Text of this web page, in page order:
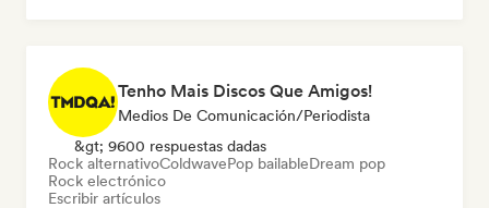
Tenho Mais Discos Que Amigos!
Medios De Comunicación/Periodista
&gt; 9600 respuestas dadas
Rock alternativoColdwavePop bailableDream pop
Rock electrónico
Escribir artículos